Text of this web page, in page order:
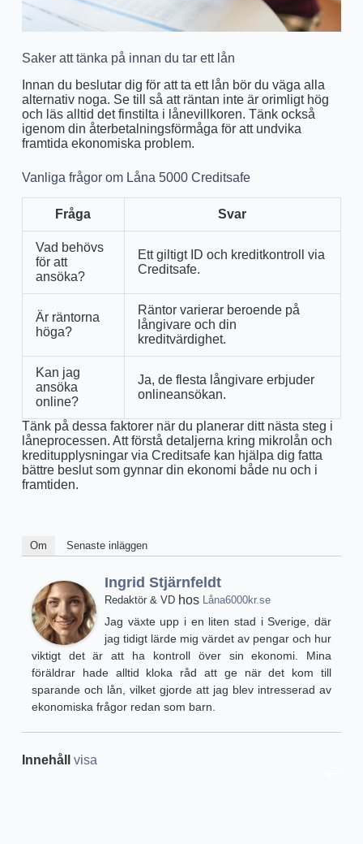
Saker att tänka på innan du tar ett lån
Innan du beslutar dig för att ta ett lån bör du väga alla
alternativ noga. Se till så att räntan inte är orimligt hög
och läs alltid det finstilta i lånevillkoren. Tänk också
igenom din återbetalningsförmåga för att undvika
framtida ekonomiska problem.
Vanliga frågor om Låna 5000 Creditsafe
Fråga Svar
Vad behövs
för att
ansöka?
Ett giltigt ID och kreditkontroll via
Creditsafe.
Är räntorna
höga?
Räntor varierar beroende på
långivare och din
kreditvärdighet.
Kan jag
ansöka
online?
Ja, de flesta långivare erbjuder
onlineansökan.
Tänk på dessa faktorer när du planerar ditt nästa steg i
låneprocessen. Att förstå detaljerna kring mikrolån och
kreditupplysningar via Creditsafe kan hjälpa dig fatta
bättre beslut som gynnar din ekonomi både nu och i
framtiden.
Om Senaste inläggen
Ingrid Stjärnfeldt
Redaktör & VDhos Låna6000kr.se
Jag växte upp i en liten stad i Sverige, där
jag tidigt lärde mig värdet av pengar och hur
viktigt det är att ha kontroll över sin ekonomi. Mina
föräldrar hade alltid kloka råd att ge när det kom till
sparande och lån, vilket gjorde att jag blev intresserad av
ekonomiska frågor redan som barn.
Innehåll visa